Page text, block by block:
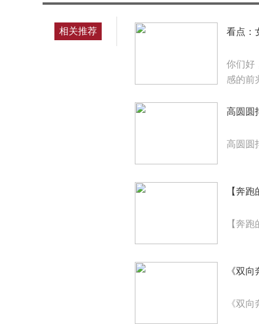
相关推荐 看点：
你们好
感的前
高圆圆
高圆圆
【奔
【奔
《双
《双